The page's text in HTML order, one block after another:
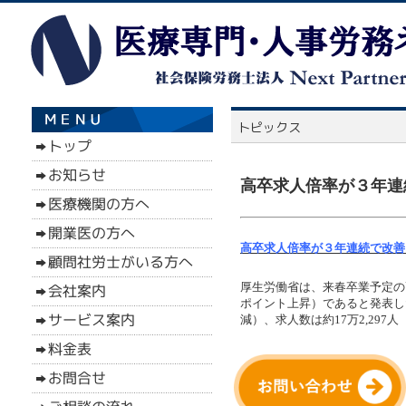
高卒求人倍率が３年
高卒求人倍率が３年連続で改
厚生労働省は、来春卒業予定
ポイント上昇）であると発表
減）、求人数は約17万2,297人